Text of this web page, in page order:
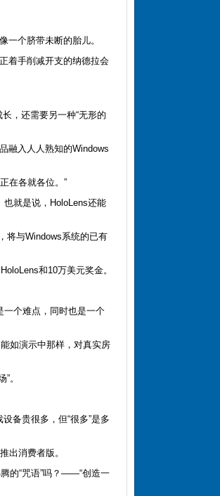
一个脐带未断的胎儿。
着手削减开支的纳德拉会
，还需要另一种“无形的
融入人人熟知的Windows
在各就各位。”
就是说，HoloLens还能
将与Windows系统的已有
和10万美元奖金。
一个难点，同时也是一个
如演示中那样，对真实房
。
备贵很多，但“很多”是多
出消费者版。
的“咒语”吗？——“创造一